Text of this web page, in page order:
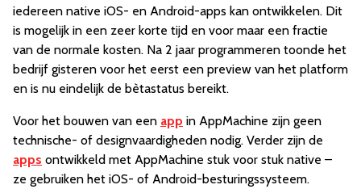
iedereen native iOS- en Android-apps kan ontwikkelen. Dit
is mogelijk in een zeer korte tijd en voor maar een fractie
van de normale kosten. Na 2 jaar programmeren toonde het
bedrijf gisteren voor het eerst een preview van het platform
en is nu eindelijk de bètastatus bereikt.
Voor het bouwen van een app in AppMachine zijn geen
technische- of designvaardigheden nodig. Verder zijn de
apps ontwikkeld met AppMachine stuk voor stuk native –
ze gebruiken het iOS- of Android-besturingssysteem.